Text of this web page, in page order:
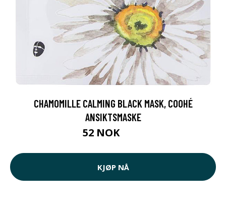
CHAMOMILLE CALMING BLACK MASK, COOHÉ
ANSIKTSMASKE
52 NOK
KJØP NÅ